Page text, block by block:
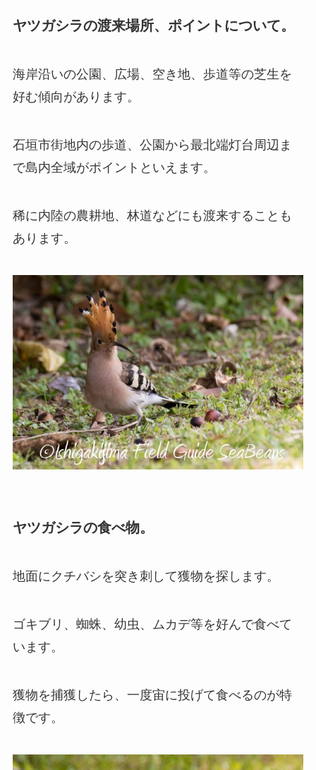
ヤツガシラの渡来場所、ポイントについて。
海岸沿いの公園、広場、空き地、歩道等の芝生を
好む傾向があります。
石垣市街地内の歩道、公園から最北端灯台周辺ま
で島内全域がポイントといえます。
稀に内陸の農耕地、林道などにも渡来することも
あります。
ヤツガシラの食べ物。
地面にクチバシを突き刺して獲物を探します。
ゴキブリ、蜘蛛、幼虫、ムカデ等を好んで食べて
います。
獲物を捕獲したら、一度宙に投げて食べるのが特
徴です。